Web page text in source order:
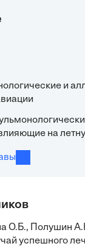
и
на
О.Б., Полушин
успешного